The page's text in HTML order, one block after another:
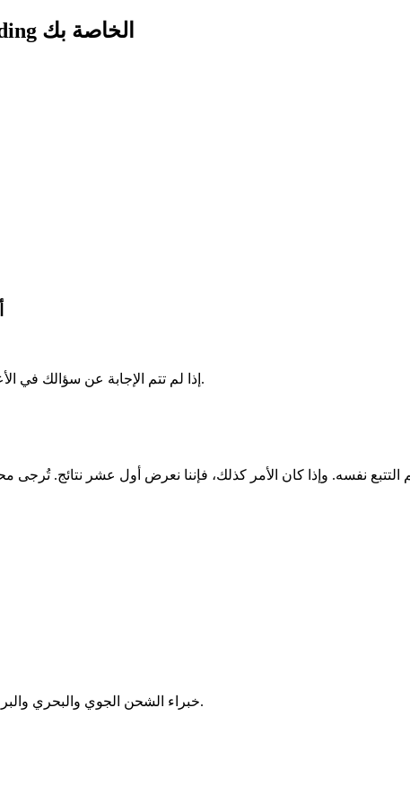
فشل توصيل شحنة DHL Global Forwarding الخاصة بك
إذا لم تتم الإجابة عن سؤالك في الأعلى، فلا تتردد في التواصل مع أحد خبراء التتبع لدينا.
خبراء الشحن الجوي والبحري والبري حول العالم (الحاويات ومنصات النقل والبضائع الأخرى).